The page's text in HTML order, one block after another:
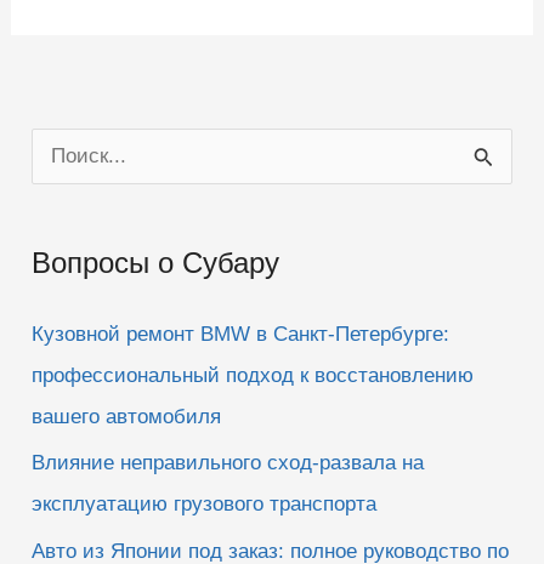
о
с
Вопросы о Субару
Кузовной ремонт BMW в Санкт-Петербурге:
профессиональный подход к восстановлению
вашего автомобиля
Влияние неправильного сход-развала на
эксплуатацию грузового транспорта
Авто из Японии под заказ: полное руководство по